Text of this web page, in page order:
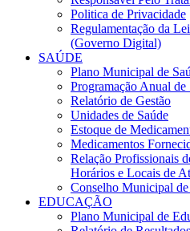
Politica de Privacidade
Regulamentação da
(Governo Digital)
SAÚDE
Plano Municipal de
Programação Anual de
Relatório de Gestão
Unidades de Saúde
Estoque de
Medicamentos
Relação Profissionais
Horários e Locais de
Conselho Municipal de
EDUCAÇÃO
Plano Municipal de